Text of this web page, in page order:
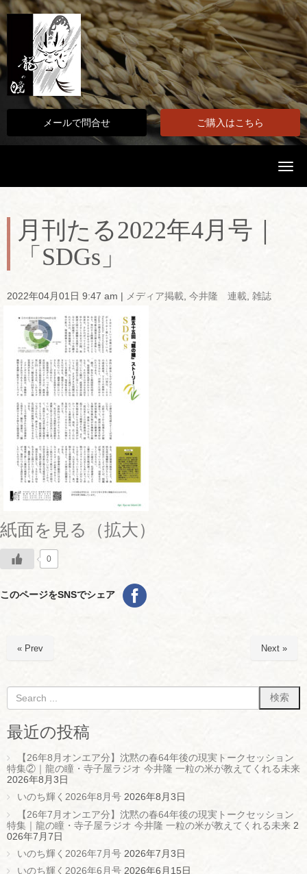
メールで問合せ ご購入はこちら
N
v
月刊たる2022年4月号｜
「SDGs」
2022年04月01日 9:47 am メディア掲載 今井隆 連載 雑誌
紙面を見る（拡大）
0
このページをSNSでシェア
« Prev Next »
最近の投稿
【26年8月オンエア分】沈黙の春64年後の現実トークセッション
特集②｜龍の瞳・寺子屋ラジオ 今井隆 一粒の米が教えてくれる未来
2026年8月3日
いのち輝く2026年8月号 2026年8月3日
【26年7月オンエア分】沈黙の春64年後の現実トークセッション
特集｜龍の瞳・寺子屋ラジオ 今井隆 一粒の米が教えてくれる未来 2
026年7月7日
いのち輝く2026年7月号 2026年7月3日
いのち輝く2026年6月号 2026年6月15日